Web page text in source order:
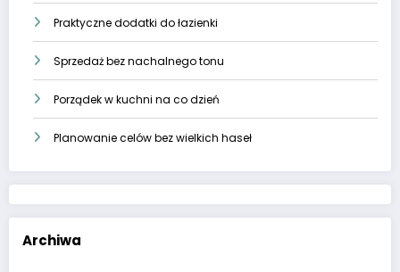
Praktyczne dodatki do łazienki
Sprzedaż bez nachalnego tonu
Porządek w kuchni na co dzień
Planowanie celów bez wielkich haseł
Archiwa